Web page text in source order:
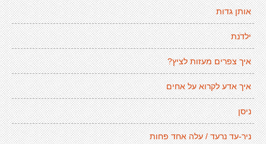
אותן גדות
ילדֹנת
איך צפרים מעזות לציץ?
איך אדע לקרוא על אחים
ניסן
ניר-עד נרעד / עלה אחד פחות